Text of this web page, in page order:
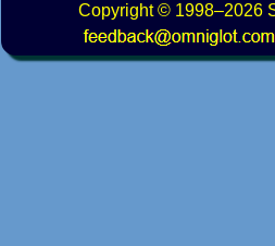
Copyright© 1998–2026